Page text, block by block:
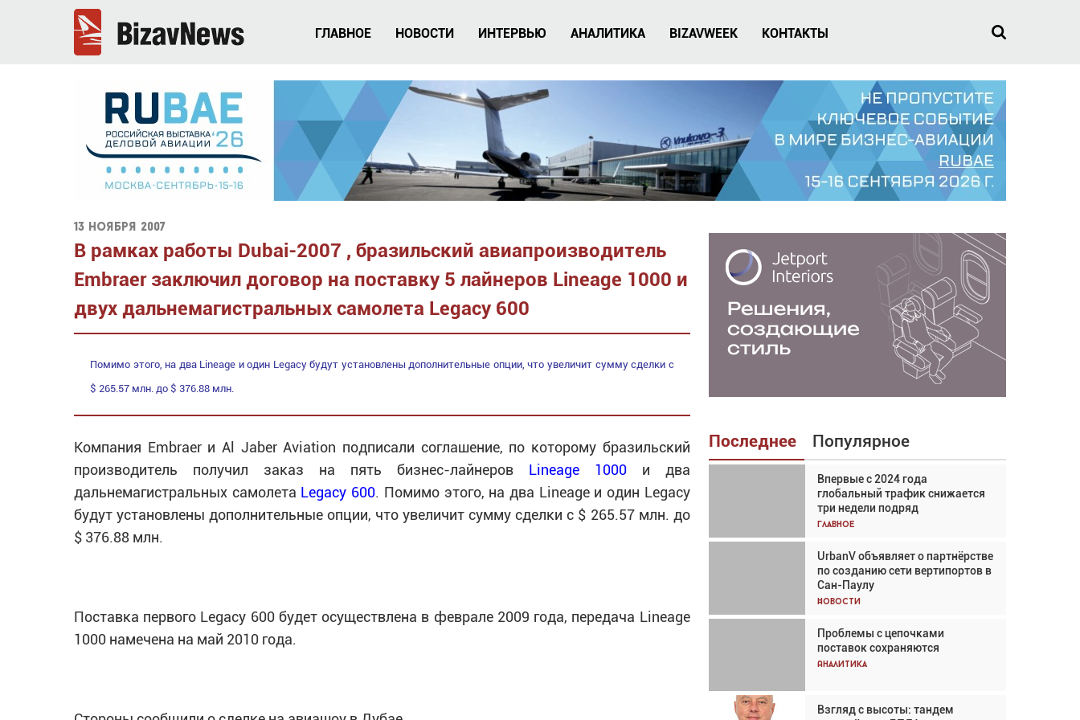
ГЛАВНОЕ НОВОСТИ ИНТЕРВЬЮ АНАЛИТИКА BIZAVWEEK КОНТАКТЫ
13 ноября 2007
В рамках работы Dubai-2007 , бразильский авиапроизводитель
Embraer заключил договор на поставку 5 лайнеров Lineage 1000 и
двух дальнемагистральных самолета Legacy 600
Помимо этого, на два Lineage и один Legacy будут установлены дополнительные опции, что увеличит сумму сделки с
$ 265.57 млн. до $ 376.88 млн.
Компания Embraer и Al Jaber Aviation подписали соглашение, по которому бразильский
производитель получил заказ на пять бизнес-лайнеров Lineage 1000и два
дальнемагистральных самолета Legacy 600. Помимо этого, на два Lineage и один Legacy
будут установлены дополнительные опции, что увеличит сумму сделки с $ 265.57 млн. до
$ 376.88 млн.
Поставка первого Legacy 600 будет осуществлена в феврале 2009 года, передача Lineage
1000 намечена на май 2010 года.
Последнее Популярное
Впервые с 2024 года
глобальный трафик снижается
три недели подряд
Главное
UrbanV объявляет о партнёрстве
по созданию сети вертипортов в
Сан-Паулу
Новости
Проблемы с цепочками
поставок сохраняются
Аналитика
Взгляд с высоты: тандем
Взгляд с высоты: тандем
вертолётов и БПЛА в
спасательных операциях
Главное
Авиационный фотограф Дэйв
Кох: «Фотография говорит сама
за себя... а ИИ всё портит»
Новости
Впервые с 2024 года
глобальный трафик снижается
три недели подряд
Частный самолёт – это актив.